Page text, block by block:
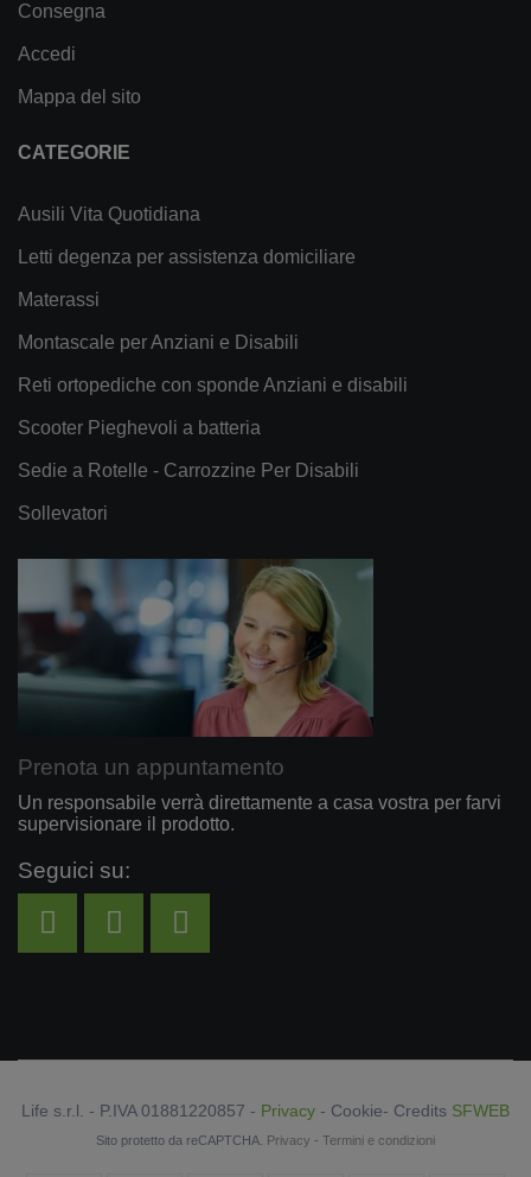
Consegna
Accedi
Mappa del sito
CATEGORIE
Ausili Vita Quotidiana
Letti degenza per assistenza domiciliare
Materassi
Montascale per Anziani e Disabili
Reti ortopediche con sponde Anziani e disabili
Scooter Pieghevoli a batteria
Sedie a Rotelle - Carrozzine Per Disabili
Sollevatori
Prenota un appuntamento
Un responsabile verrà direttamente a casa vostra per farvi
supervisionare il prodotto.
Seguici su:
Life s.r.l. - P.IVA 01881220857 - Privacy - Cookie- Credits SFWEB
Sito protetto da reCAPTCHA. Privacy - Termini e condizioni